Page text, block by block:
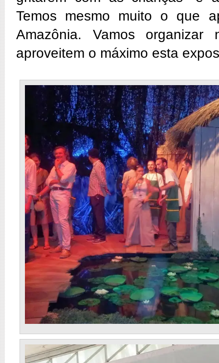
Temos mesmo muito o que
Amazônia. Vamos
aproveitem o máximo esta